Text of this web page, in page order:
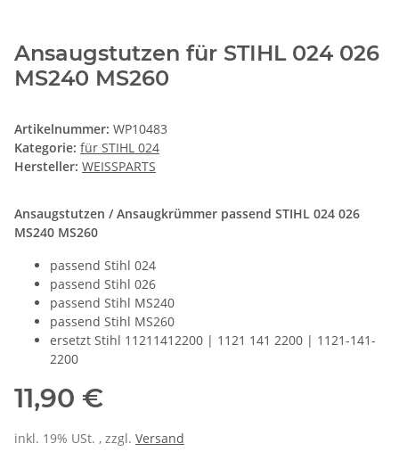
Ansaugstutzen für STIHL 024 026
MS240 MS260
Artikelnummer: WP10483
Kategorie: für STIHL 024
Hersteller: WEISSPARTS
Ansaugstutzen / Ansaugkrümmer passend STIHL 024 026
MS240 MS260
passend Stihl 024
passend Stihl 026
passend Stihl MS240
passend Stihl MS260
ersetzt Stihl 11211412200 | 1121 141 2200 | 1121-141-
2200
11,90 €
inkl. 19% USt. , zzgl. Versand